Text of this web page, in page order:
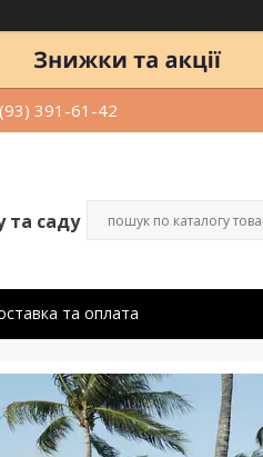
391-61-42
та саду
та оплата